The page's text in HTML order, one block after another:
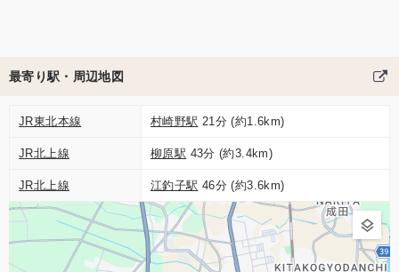
最寄り駅・周辺地図
JR東北本線 村崎野駅 21分 (約1.6km)
JR北上線 柳原駅 43分 (約3.4km)
JR北上線 江釣子駅 46分 (約3.6km)